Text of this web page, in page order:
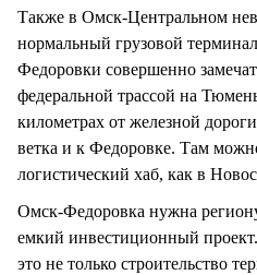
Также в Омск-Центральном
нормальный грузовой
Федоровки совершенно
федеральной трассой на
километрах от железной
ветка и к Федоровке. Там
логистический хаб, как в
Омск-Федоровка нужна
емкий инвестиционный
это не только строительство